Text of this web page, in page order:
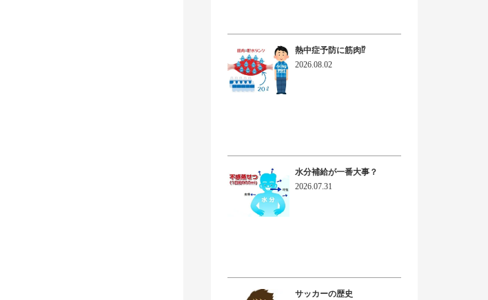
熱中症予防に筋肉⁉
2026.08.02
水分補給が一番大事？
2026.07.31
サッカーの歴史